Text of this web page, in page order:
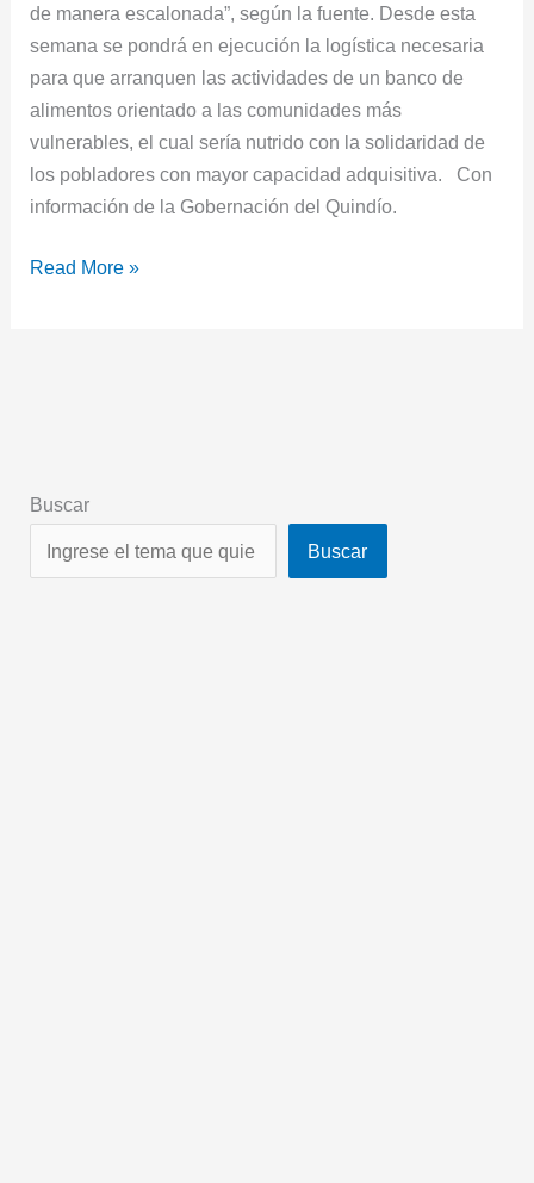
de manera escalonada”, según la fuente. Desde esta
semana se pondrá en ejecución la logística necesaria
para que arranquen las actividades de un banco de
alimentos orientado a las comunidades más
vulnerables, el cual sería nutrido con la solidaridad de
los pobladores con mayor capacidad adquisitiva. Con
información de la Gobernación del Quindío.
Read More »
Buscar
Buscar